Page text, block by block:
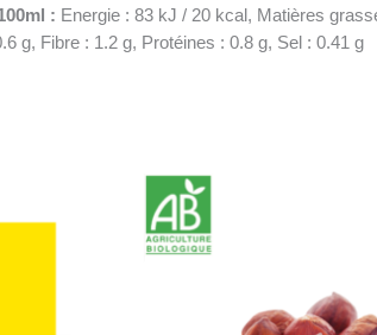
: Energie : 83 kJ / 20 kcal, Matières
g, Fibre : 1.2 g, Protéines : 0.8 g, Sel : 0.41 g